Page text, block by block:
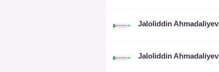
Jaloliddin Ahmadaliyev
Jaloliddin Ahmadaliyev